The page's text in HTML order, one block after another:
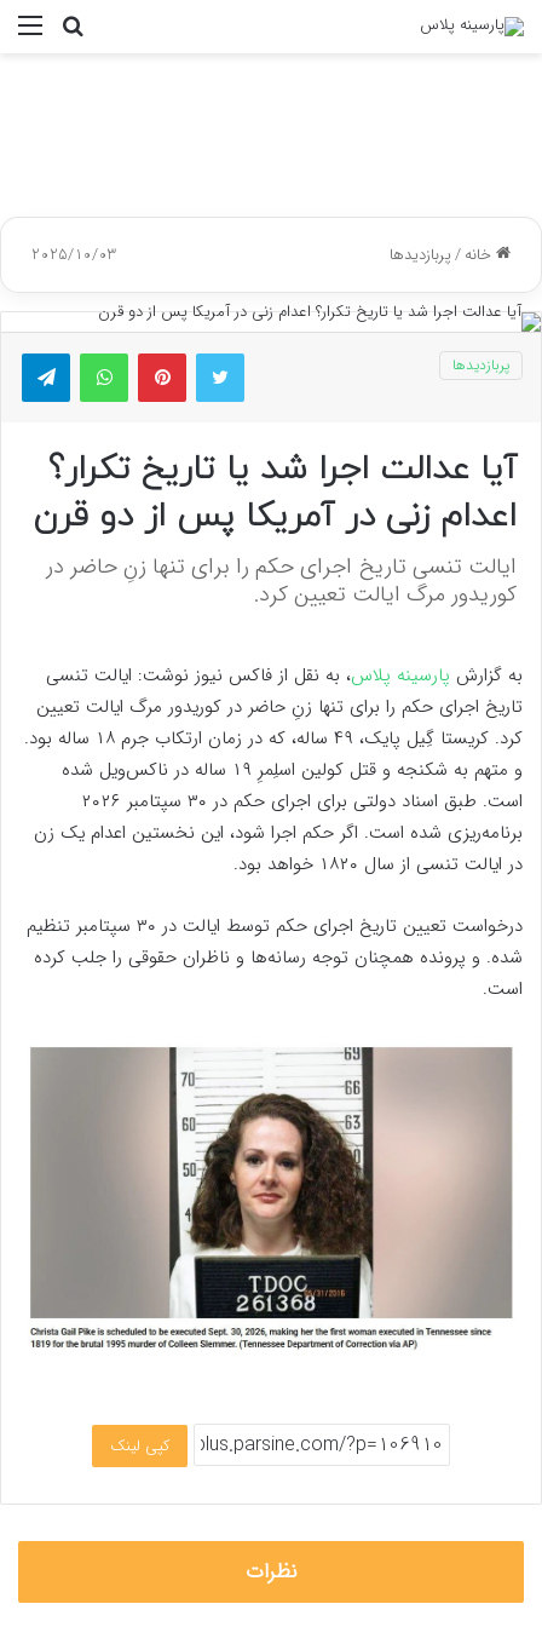
جستجو
خانه/پربازدیدها 2025/10/03
توییتر پینتریستواتس آپ
پربازدیدها
آیا عدالت اجرا شد یا تاریخ تکرار؟
اعدام زنی در آمریکا پس از دو قرن
ایالت تنسی تاریخ اجرای حکم را برای تنها زنِ حاضر در
کوریدور مرگ ایالت تعیین کرد.
به گزارش پارسینه پلاس، به نقل از فاکس نیوز نوشت: ایالت تنسی
تاریخ اجرای حکم را برای تنها زنِ حاضر در کوریدور مرگ ایالت تعیین
کرد. کریستا گِیل پایک، ۴۹ ساله، که در زمان ارتکاب جرم ۱۸ ساله بود.
و متهم به شکنجه و قتل کولین اسلِمرِ ۱۹ ساله در ناکس‌ویل شده
است. طبق اسناد دولتی برای اجرای حکم در ۳۰ سپتامبر ۲۰۲۶
برنامه‌ریزی شده است. اگر حکم اجرا شود، این نخستین اعدام یک زن
در ایالت تنسی از سال ۱۸۲۰ خواهد بود.
درخواست تعیین تاریخ اجرای حکم توسط ایالت در ۳۰ سپتامبر تنظیم
شده. و پرونده همچنان توجه رسانه‌ها و ناظران حقوقی را جلب کرده
است.
کپی لینک
نظرات